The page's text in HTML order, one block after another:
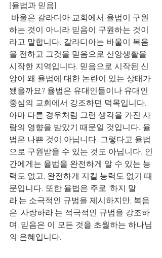
[율법과 믿음]
하는 것이 아니라 믿음이 구원하는 것이
라고 말합니다. 갈라디아는 바울이 복음
을 전하고 그것을 믿음으로 신앙생활을
시작한 지역입니다. 믿음으로 시작된 신
앙이 왜 율법에 대한 논란이 있는 상태가
됐을까요? 율법은 유대인들이나 유대인
중심의 교회에서 강조하던 덕목입니다.
아마 다른 경우처럼 그런 생각을 가진 사
람의 영향을 받았기 때문일 것입니다. 율
법은 나쁜 것이 아닙니다. 그렇다고 율법
으로 구원받을 수 있는 것도 아닙니다. 인
간에게는 율법을 완전하게 알 수 있는 능
력도 없고, 완전하게 지킬 능력도 없기 때
문입니다. 또한 율법은 주로 '하지 말
라'는 소극적인 규범을 제시하지만, 복음
은 '사랑하라'는 적극적인 규범을 강조하
며, 믿음은 이 모든 것을 초월하는 하나님
의 은혜입니다.